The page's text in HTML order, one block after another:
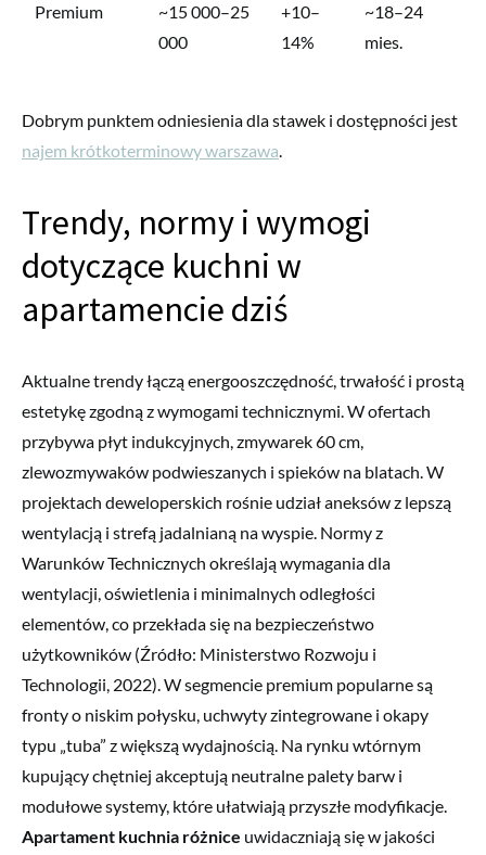
Premium
~15 000–25
000
+10–
14%
~18–24
mies.
Dobrym punktem odniesienia dla stawek i dostępności jest
najem krótkoterminowy warszawa.
Trendy, normy i wymogi
dotyczące kuchni w
apartamencie dziś
Aktualne trendy łączą energooszczędność, trwałość i prostą
estetykę zgodną z wymogami technicznymi. W ofertach
przybywa płyt indukcyjnych, zmywarek 60 cm,
zlewozmywaków podwieszanych i spieków na blatach. W
projektach deweloperskich rośnie udział aneksów z lepszą
wentylacją i strefą jadalnianą na wyspie. Normy z
Warunków Technicznych określają wymagania dla
wentylacji, oświetlenia i minimalnych odległości
elementów, co przekłada się na bezpieczeństwo
użytkowników (Źródło: Ministerstwo Rozwoju i
Technologii, 2022). W segmencie premium popularne są
fronty o niskim połysku, uchwyty zintegrowane i okapy
typu „tuba” z większą wydajnością. Na rynku wtórnym
kupujący chętniej akceptują neutralne palety barw i
modułowe systemy, które ułatwiają przyszłe modyfikacje.
Apartament kuchnia różnice uwidaczniają się w jakości